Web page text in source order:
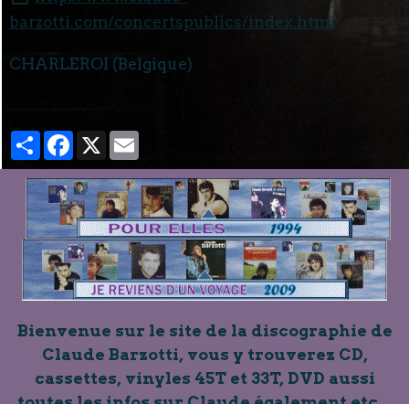
barzotti.com/concertspublics/index.html
CHARLEROI (Belgique)
PartagerFacebook
X
Bienvenue sur le site de la discographie de
Claude Barzotti, vous y trouverez CD,
cassettes, vinyles 45T et 33T, DVD aussi